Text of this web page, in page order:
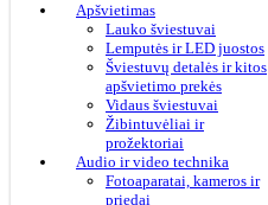
Apšvietimas
Lauko šviestuvai
Lemputės ir LED juostos
Šviestuvų detalės ir kitos
apšvietimo prekės
Vidaus šviestuvai
Žibintuvėliai ir
prožektoriai
Audio ir video technika
Fotoaparatai, kameros ir
priedai